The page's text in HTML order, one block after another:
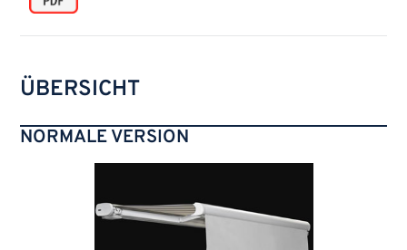
ÜBERSICHT
NORMALE VERSION